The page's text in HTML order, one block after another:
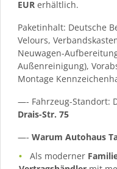
EUR erhältlich.
Paketinhalt: Deutsche
Velours,
Neuwagen-
Außenreinigung),
Montage
—- Fahrzeug-Standort:
Drais-Str. 75
—- Warum Autohaus
Als moderner